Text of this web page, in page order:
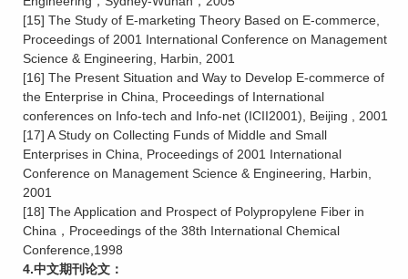
[15] The Study of E-marketing Theory Based on E-commerce,
Proceedings of 2001 International Conference on Management
Science & Engineering, Harbin, 2001
[16] The Present Situation and Way to Develop E-commerce of
the Enterprise in China, Proceedings of International
conferences on Info-tech and Info-net (ICII2001), Beijing , 2001
[17] A Study on Collecting Funds of Middle and Small
Enterprises in China, Proceedings of 2001 International
Conference on Management Science & Engineering, Harbin,
2001
[18] The Application and Prospect of Polypropylene Fiber in
China，Proceedings of the 38th International Chemical
Conference,1998
4.中文期刊论文：